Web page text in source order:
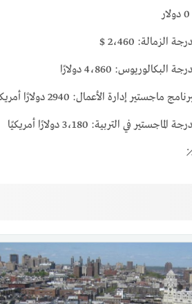
2،460 $
4،860 دولارًا
إدارة الأعمال: 2940 دولارًا أمريكيًا
في التربية: 3،180 دولارًا أمريكيًا